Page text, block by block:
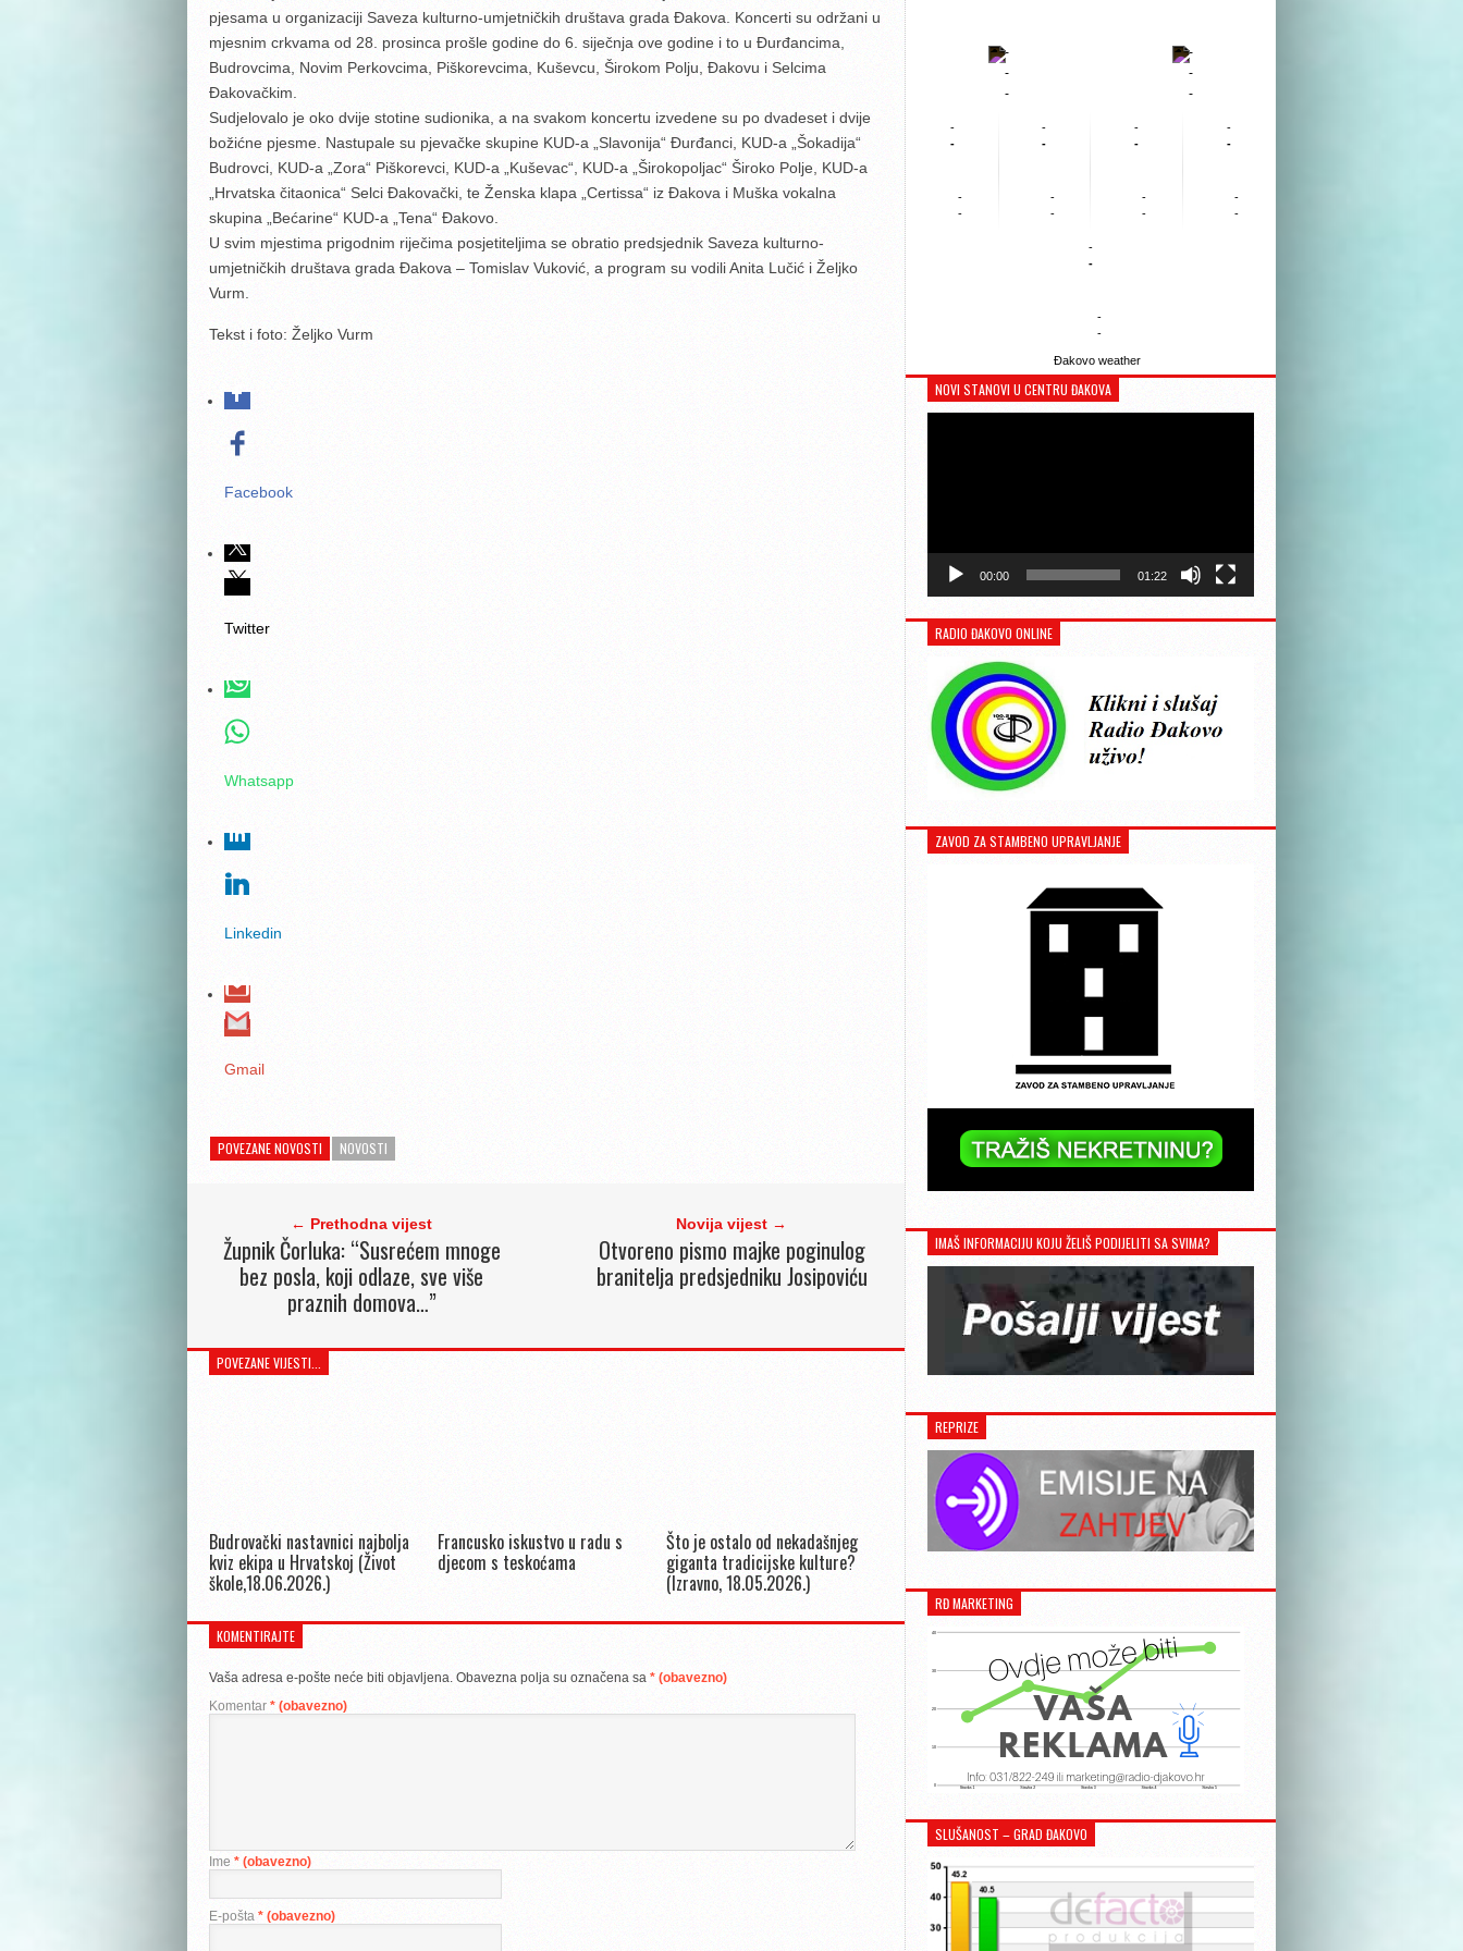
pjesama u organizaciji Saveza kulturno-umjetničkih društava grada Đakova. Koncerti su održani u
mjesnim crkvama od 28. prosinca prošle godine do 6. siječnja ove godine i to u Đurđancima,
Budrovcima, Novim Perkovcima, Piškorevcima, Kuševcu, Širokom Polju, Đakovu i Selcima
Đakovačkim.
Sudjelovalo je oko dvije stotine sudionika, a na svakom koncertu izvedene su po dvadeset i dvije
božićne pjesme. Nastupale su pjevačke skupine KUD-a „Slavonija“ Đurđanci, KUD-a „Šokadija“
Budrovci, KUD-a „Zora“ Piškorevci, KUD-a „Kuševac“, KUD-a „Širokopoljac“ Široko Polje, KUD-a
„Hrvatska čitaonica“ Selci Đakovački, te Ženska klapa „Certissa“ iz Đakova i Muška vokalna
skupina „Bećarine“ KUD-a „Tena“ Đakovo.
U svim mjestima prigodnim riječima posjetiteljima se obratio predsjednik Saveza kulturno-
umjetničkih društava grada Đakova – Tomislav Vuković, a program su vodili Anita Lučić i Željko
Vurm.
Tekst i foto: Željko Vurm
Facebook
Twitter
Whatsapp
Linkedin
Gmail
POVEZANE NOVOSTI NOVOSTI
← Prethodna vijest
Župnik Čorluka: “Susrećem mnoge
bez posla, koji odlaze, sve više
praznih domova…”
Novija vijest →
Otvoreno pismo majke poginulog
branitelja predsjedniku Josipoviću
POVEZANE VIJESTI...
Budrovački nastavnici najbolja
kviz ekipa u Hrvatskoj (Život
škole,18.06.2026.)
Francusko iskustvo u radu s
djecom s teskoćama
Što je ostalo od nekadašnjeg
giganta tradicijske kulture?
(Izravno, 18.05.2026.)
KOMENTIRAJTE
Vaša adresa e-pošte neće biti objavljena. Obavezna polja su označena sa * (obavezno)
Komentar * (obavezno)
Ime * (obavezno)
E-pošta * (obavezno)
-
-
-
-
-
-
-
-
-
-
-
-
-
-
-
-
-
-
-
-
-
-
-
-
-
-
Đakovo weather
NOVI STANOVI U CENTRU ĐAKOVA
00:00 01:22
RADIO ĐAKOVO ONLINE
ZAVOD ZA STAMBENO UPRAVLJANJE
IMAŠ INFORMACIJU KOJU ŽELIŠ PODIJELITI SA SVIMA?
REPRIZE
RĐ MARKETING
SLUŠANOST – GRAD ĐAKOVO